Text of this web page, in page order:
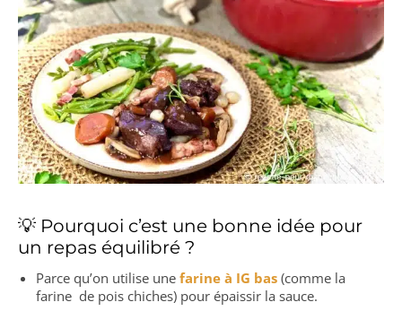
💡 Pourquoi c’est une bonne idée pour
un repas équilibré ?
Parce qu’on utilise une farine à IG bas (comme la
farine de pois chiches) pour épaissir la sauce.